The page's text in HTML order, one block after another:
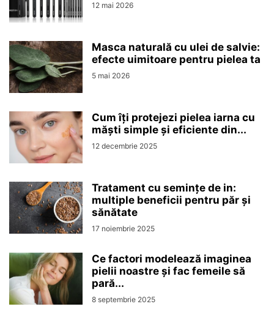
12 mai 2026
Masca naturală cu ulei de salvie:
efecte uimitoare pentru pielea ta
5 mai 2026
Cum îți protejezi pielea iarna cu
măști simple și eficiente din...
12 decembrie 2025
Tratament cu semințe de in:
multiple beneficii pentru păr și
sănătate
17 noiembrie 2025
Ce factori modelează imaginea
pielii noastre și fac femeile să
pară...
8 septembrie 2025